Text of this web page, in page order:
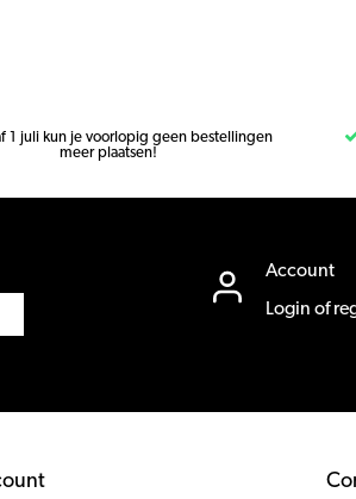
1 juli kun je voorlopig geen bestellingen
meer plaatsen!
Account
Login of